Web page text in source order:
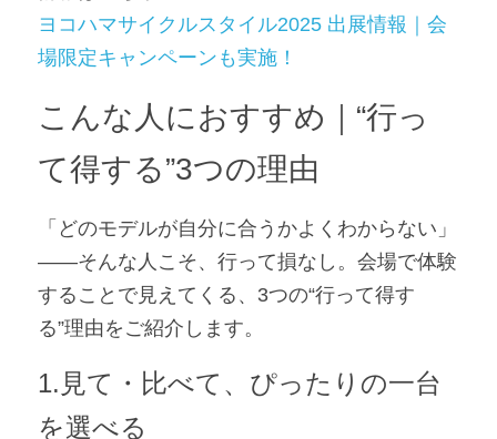
ヨコハマサイクルスタイル2025 出展情報｜会
場限定キャンペーンも実施！
こんな人におすすめ｜“行っ
て得する”3つの理由
「どのモデルが自分に合うかよくわからない」
――そんな人こそ、行って損なし。会場で体験
することで見えてくる、3つの“行って得す
る”理由をご紹介します。
1.見て・比べて、ぴったりの一台
を選べる